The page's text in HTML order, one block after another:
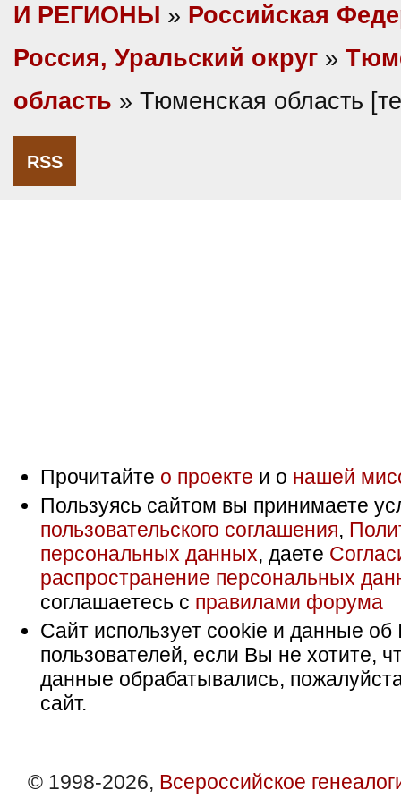
И РЕГИОНЫ » Российская
Россия, Уральский округ »
область » Тюменская область
RSS
Прочитайте о проекте и о нашей
Пользуясь сайтом вы принимаете
пользовательского соглашения,
персональных данных, даете
распространение персональных
соглашаетесь с правилами форума
Сайт использует cookie и данные об
пользователей, если Вы не хотите,
данные обрабатывались,
сайт.
© 1998-2026, Всероссийское